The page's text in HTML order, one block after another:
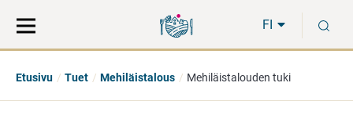
suoraan
sisältöön
koko
sivuston
FI
Etusivu Tuet Mehiläistalous Mehiläistalouden tuki